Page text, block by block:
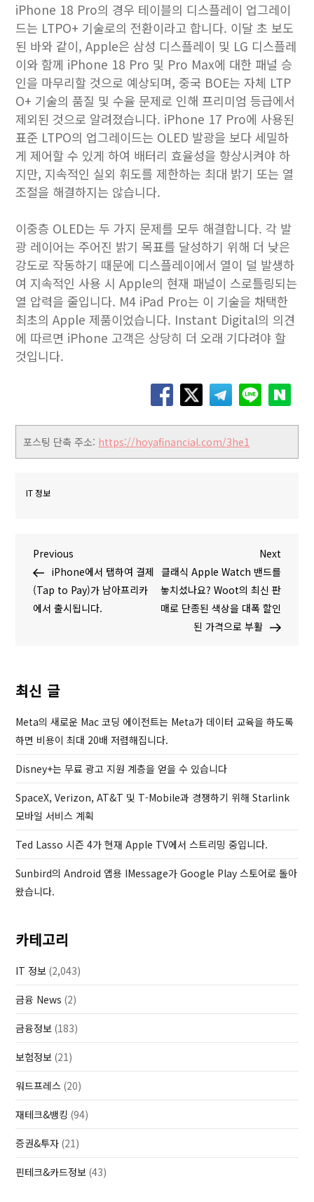
iPhone 18 Pro의 경우 테이블의 디스플레이 업그레이
드는 LTPO+ 기술로의 전환이라고 합니다. 이달 초 보도
된 바와 같이, Apple은 삼성 디스플레이 및 LG 디스플레
이와 함께 iPhone 18 Pro 및 Pro Max에 대한 패널 승
인을 마무리할 것으로 예상되며, 중국 BOE는 자체 LTP
O+ 기술의 품질 및 수율 문제로 인해 프리미엄 등급에서
제외된 것으로 알려졌습니다. ‌iPhone 17 Pro‌에 사용된
표준 LTPO의 업그레이드는 OLED 발광을 보다 세밀하
게 제어할 수 있게 하여 배터리 효율성을 향상시켜야 하
지만, 지속적인 실외 휘도를 제한하는 최대 밝기 또는 열
조절을 해결하지는 않습니다.
이중층 OLED는 두 가지 문제를 모두 해결합니다. 각 발
광 레이어는 주어진 밝기 목표를 달성하기 위해 더 낮은
강도로 작동하기 때문에 디스플레이에서 열이 덜 발생하
여 지속적인 사용 시 Apple의 현재 패널이 스로틀링되는
열 압력을 줄입니다. M4 ‌iPad Pro‌는 이 기술을 채택한
최초의 Apple 제품이었습니다. Instant Digital의 의견
에 따르면 iPhone 고객은 상당히 더 오래 기다려야 할
것입니다.
포스팅 단축 주소: https://hoyafinancial.com/3he1
IT 정보
글
탐
P
r
e
v
P
o
s
t
Previous
iPhone에서 탭하여 결제
(Tap to Pay)가 남아프리카
에서 출시됩니다.
N
e
x
P
Next
클래식 Apple Watch 밴드를
놓치셨나요? Woot의 최신 판
매로 단종된 색상을 대폭 할인
된 가격으로 부활
최신 글
Meta의 새로운 Mac 코딩 에이전트는 Meta가 데이터 교육을 하도록
하면 비용이 최대 20배 저렴해집니다.
Disney+는 무료 광고 지원 계층을 얻을 수 있습니다
SpaceX, Verizon, AT&T 및 T-Mobile과 경쟁하기 위해 Starlink
모바일 서비스 계획
Ted Lasso 시즌 4가 현재 Apple TV에서 스트리밍 중입니다.
Sunbird의 Android 앱용 IMessage가 Google Play 스토어로 돌아
왔습니다.
카테고리
IT 정보 (2,043)
금융 News (2)
금융정보 (183)
보험정보 (21)
워드프레스 (20)
재테크&뱅킹 (94)
증권&투자 (21)
핀테크&카드정보 (43)